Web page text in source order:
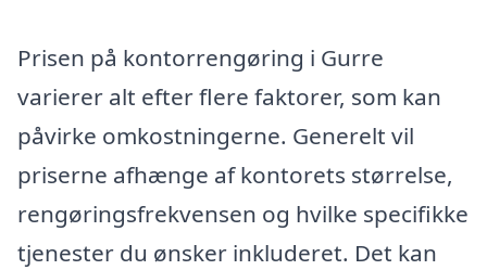
Prisen på kontorrengøring i Gurre
varierer alt efter flere faktorer, som kan
påvirke omkostningerne. Generelt vil
priserne afhænge af kontorets størrelse,
rengøringsfrekvensen og hvilke specifikke
tjenester du ønsker inkluderet. Det kan